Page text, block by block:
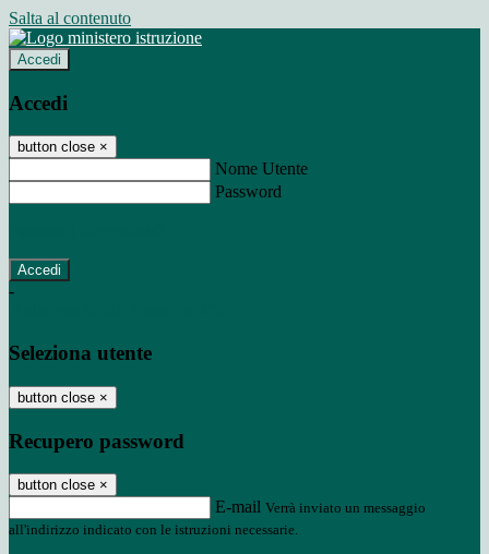
Salta al contenuto
Accedi
Accedi
button close ×
Nome Utente
Password
-
Seleziona utente
button close ×
Recupero password
button close ×
E-mail Verrà inviato un messaggio
all'indirizzo indicato con le istruzioni necessarie.